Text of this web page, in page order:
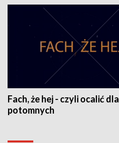
Fach, że hej - czyli ocalić dla
potomnych